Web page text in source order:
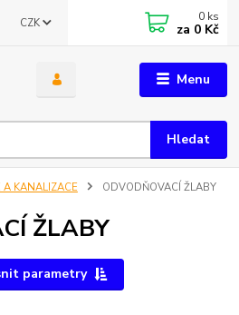
Menu
CZK
Hledat
0 ks
za 0 Kč
A KANALIZACE ODVODŇOVACÍ ŽLABY
ŽLABY
parametry